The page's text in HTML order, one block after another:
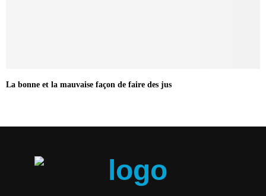
La bonne et la mauvaise façon de faire des jus